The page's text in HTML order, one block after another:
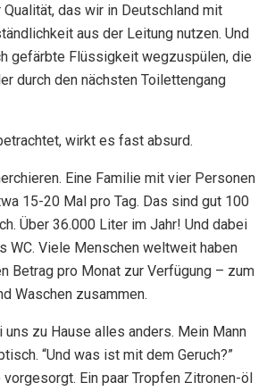
das wir in Deutschland mit
aus der Leitung nutzen. Und
gefärbte Flüssigkeit wegzuspülen, die
durch den nächsten Toilettengang
wirkt es fast absurd.
Eine Familie mit vier Personen
15-20 Mal pro Tag. Das sind gut 100
Über 36.000 Liter im Jahr! Und dabei
WC. Viele Menschen weltweit haben
Betrag pro Monat zur Verfügung – zum
Waschen zusammen.
zu Hause alles anders. Mein Mann
“Und was ist mit dem Geruch?”
Ein paar Tropfen Zitronen-öl